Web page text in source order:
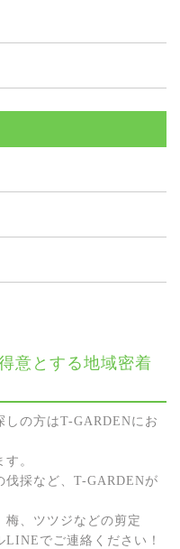
意とする地域密着
しの方はT-GARDENにお
。
伐採など、T-GARDENが
梅、ツツジなどの剪定
でご連絡ください！